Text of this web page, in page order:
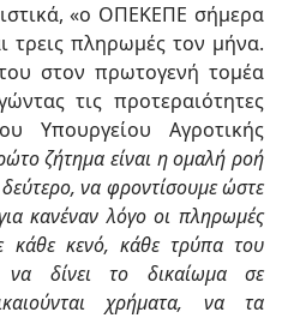
«ο ΟΠΕΚΕΠΕ σήμερα
τρεις πληρωμές τον μήνα.
στον πρωτογενή τομέα
τις προτεραιότητες
Υπουργείου Αγροτικής
ζήτημα είναι η ομαλή ροή
να φροντίσουμε ώστε
κανέναν λόγο οι πληρωμές
κάθε κενό, κάθε τρύπα του
δίνει το δικαίωμα σε
χρήματα, να τα